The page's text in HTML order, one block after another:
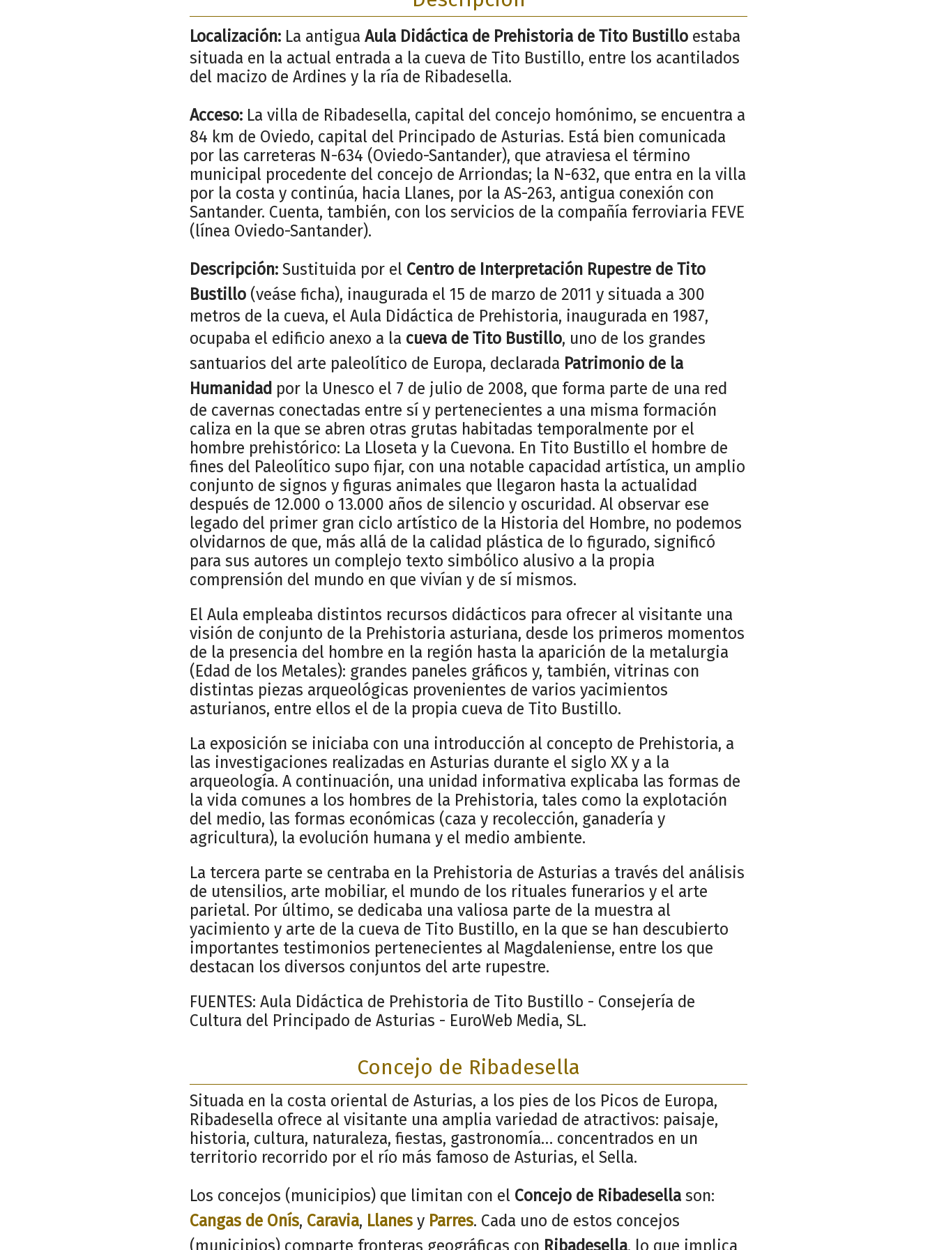
Localización: La antigua Aula Didáctica de Prehistoria de Tito Bustillo estaba
situada en la actual entrada a la cueva de Tito Bustillo, entre los acantilados
del macizo de Ardines y la ría de Ribadesella.
Acceso: La villa de Ribadesella, capital del concejo homónimo, se encuentra a
84 km de Oviedo, capital del Principado de Asturias. Está bien comunicada
por las carreteras N-634 (Oviedo-Santander), que atraviesa el término
municipal procedente del concejo de Arriondas; la N-632, que entra en la villa
por la costa y continúa, hacia Llanes, por la AS-263, antigua conexión con
Santander. Cuenta, también, con los servicios de la compañía ferroviaria FEVE
(línea Oviedo-Santander).
Descripción: Sustituida por el Centro de Interpretación Rupestre de Tito
Bustillo (veáse ficha), inaugurada el 15 de marzo de 2011 y situada a 300
metros de la cueva, el Aula Didáctica de Prehistoria, inaugurada en 1987,
ocupaba el edificio anexo a la cueva de Tito Bustillo, uno de los grandes
santuarios del arte paleolítico de Europa, declarada Patrimonio de la
Humanidad por la Unesco el 7 de julio de 2008, que forma parte de una red
de cavernas conectadas entre sí y pertenecientes a una misma formación
caliza en la que se abren otras grutas habitadas temporalmente por el
hombre prehistórico: La Lloseta y la Cuevona. En Tito Bustillo el hombre de
fines del Paleolítico supo fijar, con una notable capacidad artística, un amplio
conjunto de signos y figuras animales que llegaron hasta la actualidad
después de 12.000 o 13.000 años de silencio y oscuridad. Al observar ese
legado del primer gran ciclo artístico de la Historia del Hombre, no podemos
olvidarnos de que, más allá de la calidad plástica de lo figurado, significó
para sus autores un complejo texto simbólico alusivo a la propia
comprensión del mundo en que vivían y de sí mismos.
El Aula empleaba distintos recursos didácticos para ofrecer al visitante una
visión de conjunto de la Prehistoria asturiana, desde los primeros momentos
de la presencia del hombre en la región hasta la aparición de la metalurgia
(Edad de los Metales): grandes paneles gráficos y, también, vitrinas con
distintas piezas arqueológicas provenientes de varios yacimientos
asturianos, entre ellos el de la propia cueva de Tito Bustillo.
La exposición se iniciaba con una introducción al concepto de Prehistoria, a
las investigaciones realizadas en Asturias durante el siglo XX y a la
arqueología. A continuación, una unidad informativa explicaba las formas de
la vida comunes a los hombres de la Prehistoria, tales como la explotación
del medio, las formas económicas (caza y recolección, ganadería y
agricultura), la evolución humana y el medio ambiente.
La tercera parte se centraba en la Prehistoria de Asturias a través del análisis
de utensilios, arte mobiliar, el mundo de los rituales funerarios y el arte
parietal. Por último, se dedicaba una valiosa parte de la muestra al
yacimiento y arte de la cueva de Tito Bustillo, en la que se han descubierto
importantes testimonios pertenecientes al Magdaleniense, entre los que
destacan los diversos conjuntos del arte rupestre.
FUENTES: Aula Didáctica de Prehistoria de Tito Bustillo - Consejería de
Cultura del Principado de Asturias - EuroWeb Media, SL.
Concejo de Ribadesella
Situada en la costa oriental de Asturias, a los pies de los Picos de Europa,
Ribadesella ofrece al visitante una amplia variedad de atractivos: paisaje,
historia, cultura, naturaleza, fiestas, gastronomía… concentrados en un
territorio recorrido por el río más famoso de Asturias, el Sella.
Los concejos (municipios) que limitan con el Concejo de Ribadesellason:
Cangas de Onís, Caravia, Llanes y Parres. Cada uno de estos concejos
(municipios) comparte fronteras geográficas con Ribadesella, lo que implica